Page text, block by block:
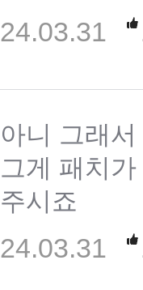
24.03.31
아니 그래
그게 패치
주시죠
24.03.31